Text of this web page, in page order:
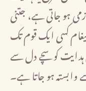
ہو جاتی ہے، جتنی
کسی ایک قوم تک
کو سچے دل سے
ہو جاتا ہے۔